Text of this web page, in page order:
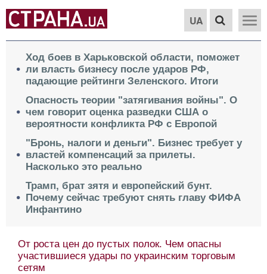
UA
Ход боев в Харьковской области, поможет
ли власть бизнесу после ударов РФ,
падающие рейтинги Зеленского. Итоги
Опасность теории "затягивания войны". О
чем говорит оценка разведки США о
вероятности конфликта РФ с Европой
"Бронь, налоги и деньги". Бизнес требует у
властей компенсаций за прилеты.
Насколько это реально
Трамп, брат зятя и европейский бунт.
Почему сейчас требуют снять главу ФИФА
Инфантино
От роста цен до пустых полок. Чем опасны
участившиеся удары по украинским торговым
сетям